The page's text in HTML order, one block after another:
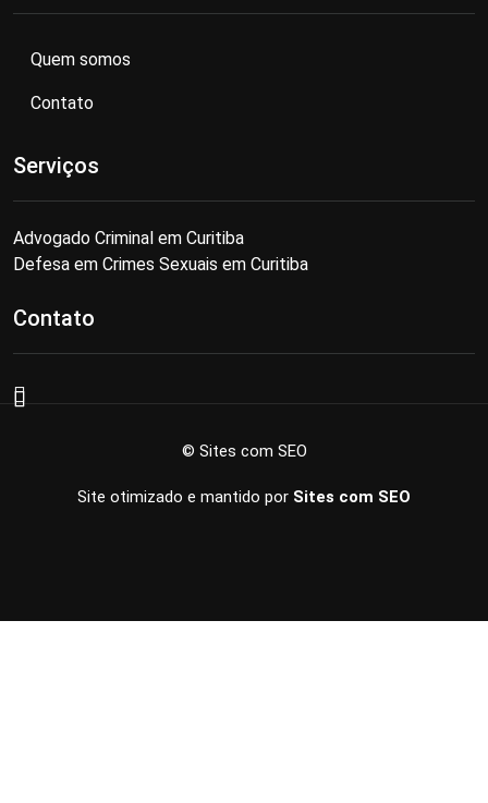
Quem somos
Contato
Serviços
Advogado Criminal em Curitiba
Defesa em Crimes Sexuais em Curitiba
Contato
© Sites com SEO
Site otimizado e mantido por Sites com SEO